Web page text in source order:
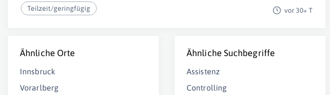
Teilzeit/geringfügig vor 30+ T
Ähnliche Orte
Innsbruck
Vorarlberg
Ähnliche Suchbegriffe
Assistenz
Controlling